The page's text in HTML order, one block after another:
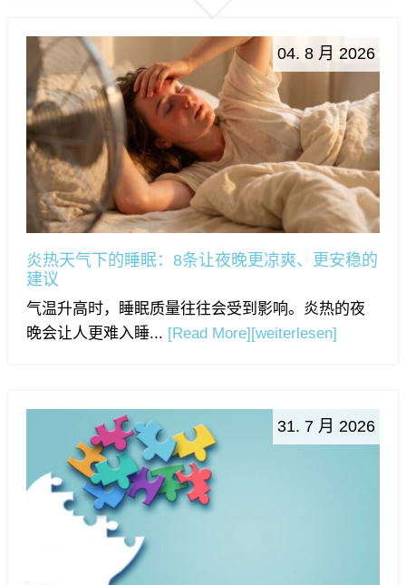
04. 8 月 2026
炎热天气下的睡眠：8条让夜晚更凉爽、更安稳的
建议
气温升高时，睡眠质量往往会受到影响。炎热的夜
晚会让人更难入睡... [Read More] [weiterlesen]
31. 7 月 2026